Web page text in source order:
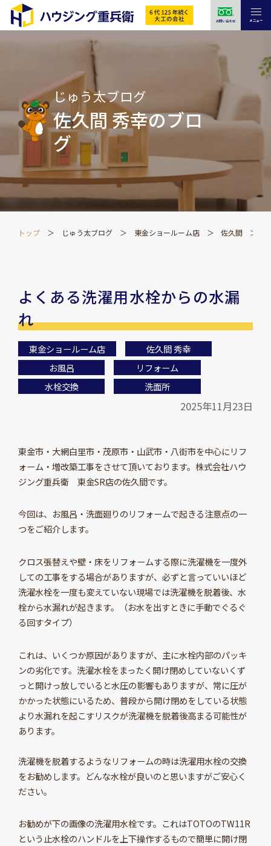
お問い合わせ メニュー
じゅう太ブログ
佐久間 秀幸のブロ
グ
トップ じゅう太ブログ 東金ショールーム店 佐久間
よくある洗濯用水栓からの水漏
れ
東金ショールーム店
佐久間 秀幸
お風呂
リフォーム
水栓交換
洗面所
2025年11月23日
東金市・大網白里市・茂原市・山武市・八街市を中心にリフ
ォーム・増改築工事をさせて頂いております。株式会社ハウ
ジング重兵衛 東金SR店の佐久間です。
今回は、お風呂・洗面廻りのリフォームで起きる注意点の一
つをご紹介します。
クロス張替えや壁・床をリフォームする際に洗濯機を一度外
しての工事をする場合がありますが、必ずと言っていいほど
洗濯水栓を一度も変えていない現場では洗濯機を脱着後、水
栓から水漏れが起きます。（お水を出すときに手動でぐるぐ
る回すタイプ）
これは、いくつか原因がありますが、主に水栓内部のパッキ
ンの劣化です。洗濯水栓をまったく開け閉めしていないくず
っと開けっ放しでいると水圧の影響もありますが、常に圧が
かかった状態にいるため、普段から開け閉めをしている状態
より水漏れを起こすリスクが洗濯機を脱着後高まる可能性が
あります。
洗濯機を脱着するようなリフォームの時は洗濯用水栓の交換
をお勧めします。どんな水栓が良いのと思いますがご安心く
ださい。
お勧めが下の画像の洗濯用水栓です。これはTOTOのTW11R
という止水栓のハンドルを上下操作するもので簡単に開け閉